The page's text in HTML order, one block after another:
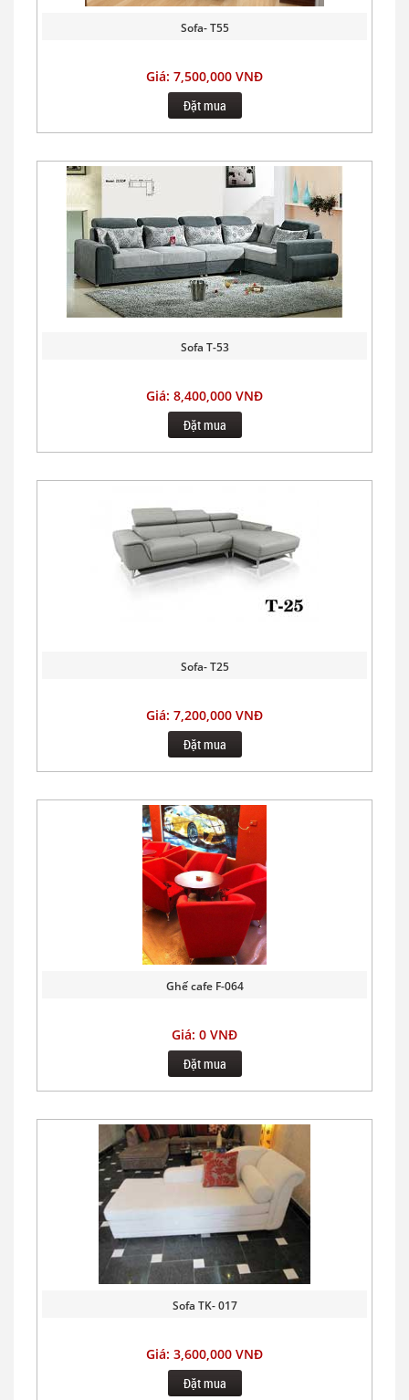
Sofa- T55
Giá: 7,500,000 VNĐ
Đặt mua
Sofa T-53
Giá: 8,400,000 VNĐ
Đặt mua
Sofa- T25
Giá: 7,200,000 VNĐ
Đặt mua
Ghế cafe F-064
Giá: 0 VNĐ
Đặt mua
Sofa TK- 017
Giá: 3,600,000 VNĐ
Đặt mua